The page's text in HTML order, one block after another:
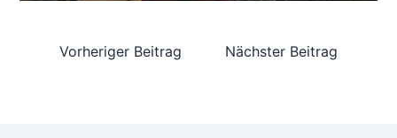
Vorheriger Beitrag Nächster Beitrag